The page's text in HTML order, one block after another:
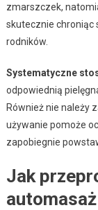
zmarszczek,
skutecznie chroniąc
rodników.
Systematyczne
odpowiednią
Również nie należy
używanie pomoże
zapobiegnie
Jak